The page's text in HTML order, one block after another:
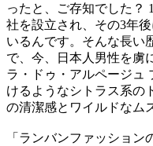
ったと、ご存知でした？
社を設立され、その3年
いるんです。そんな長い
で、今、日本人男性を虜
ラ・ドゥ・アルページュ
けるようなシトラス系の
の清潔感とワイルドなム
「ランバンファッショ